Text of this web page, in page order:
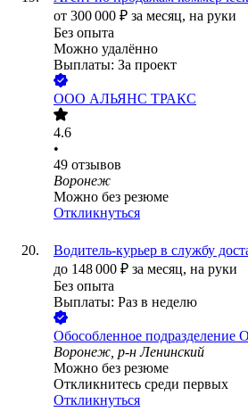
от 300 000 ₽ за месяц, на руки
Без опыта
Можно удалённо
Выплаты: За проект
ООО АЛЬЯНС ТРАКС
4.6
•
49 отзывов
Воронеж
Можно без резюме
Откликнуться
Водитель-курьер в службу
до 148 000 ₽ за месяц, на руки
Без опыта
Выплаты: Раз в неделю
Обособленное
Воронеж, р-н Ленинский
Можно без резюме
Откликнитесь среди первых
Откликнуться